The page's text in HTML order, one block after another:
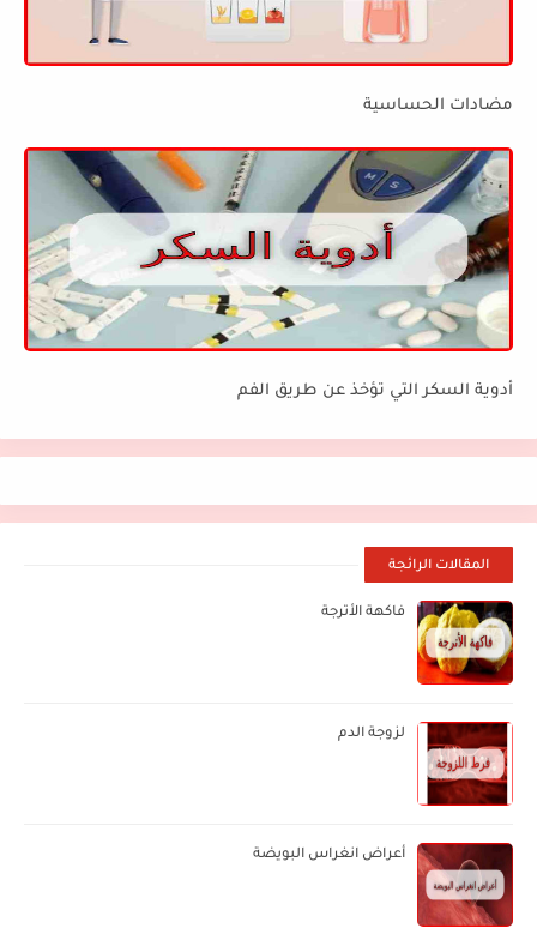
مضادات الحساسية
أدوية السكر التي تؤخذ عن طريق الفم
المقالات الرائجة
فاكهة الأترجة
لزوجة الدم
أعراض انغراس البويضة